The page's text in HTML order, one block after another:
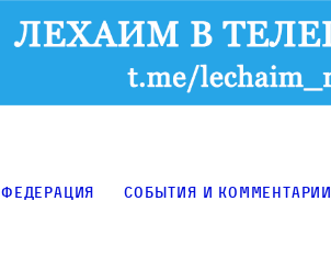
Федерация События и комментарии